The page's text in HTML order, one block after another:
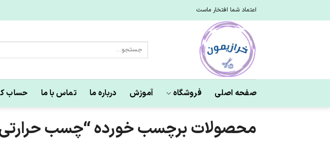
to
اعتماد شما افتخار ماست
برای:
صفحه اصلی فروشگاه آموزش درباره ما تماس با ما حساب
محصولات برچسب خورده “چسب